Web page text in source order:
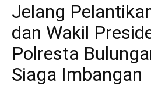
Jelang
dan Wakil
Polresta
Siaga Imbangan